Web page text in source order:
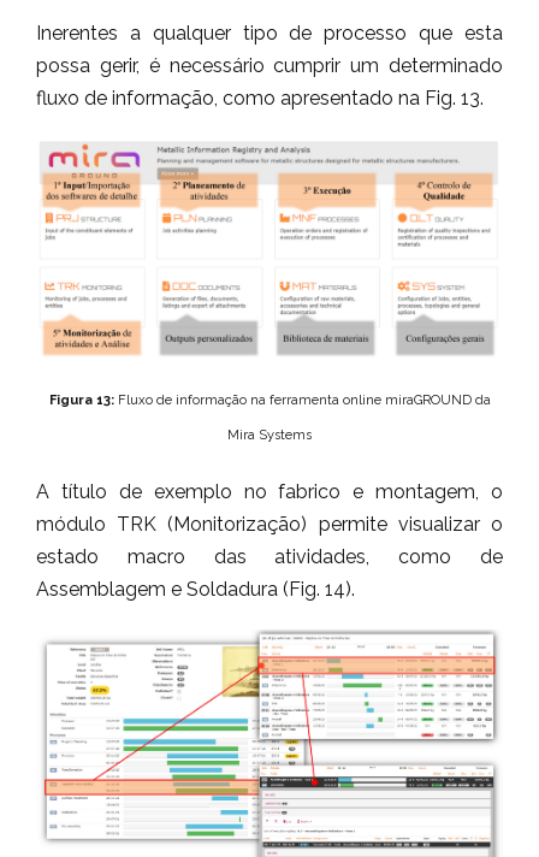
Inerentes a qualquer tipo de processo que esta
possa gerir, é necessário cumprir um determinado
fluxo de informação, como apresentado na Fig. 13.
Figura 13:Fluxo de informação na ferramenta online miraGROUND da
Mira Systems
A título de exemplo no fabrico e montagem, o
módulo TRK (Monitorização) permite visualizar o
estado macro das atividades, como de
Assemblagem e Soldadura (Fig. 14).